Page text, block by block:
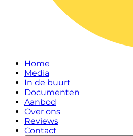
Home
Media
In de buurt
Documenten
Aanbod
Over ons
Reviews
Contact